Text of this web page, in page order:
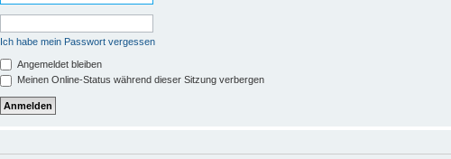
Ich habe mein Passwort vergessen
Angemeldet bleiben
Meinen Online-Status während dieser Sitzung verbergen